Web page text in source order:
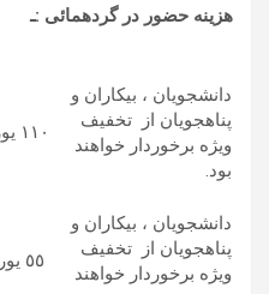
هزینه حضور در گردهمائی :ـ
دانشجویان ، بیکاران و
پناهجویان از تخفیف
ویژه برخوردار خواهند
بود.
١١٠ یورو
دانشجویان ، بیکاران و
پناهجویان از تخفیف
ویژه برخوردار خواهند